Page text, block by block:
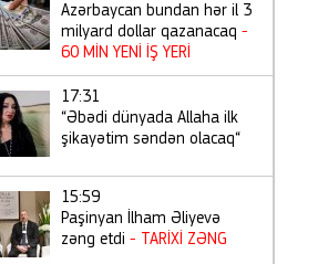
Azərbaycan bundan hər il 3
milyard dollar qazanacaq -
60 MİN YENİ İŞ YERİ
17:31
“Əbədi dünyada Allaha ilk
şikayətim səndən olacaq“
15:59
Paşinyan İlham Əliyevə
zəng etdi - TARİXİ ZƏNG